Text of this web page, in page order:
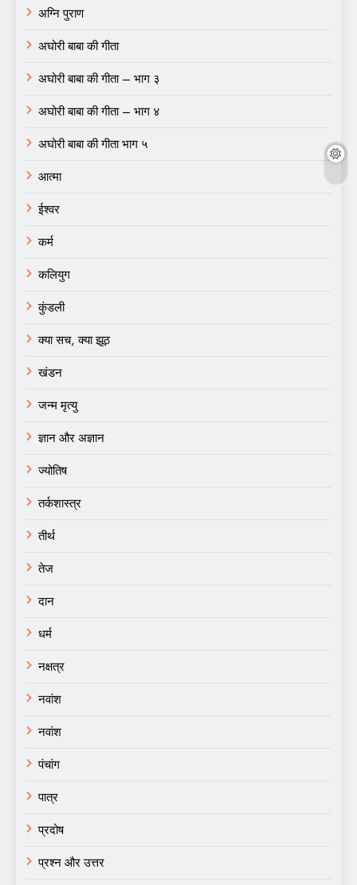
अग्नि पुराण
अघोरी बाबा की गीता
अघोरी बाबा की गीता – भाग ३
अघोरी बाबा की गीता – भाग ४
अघोरी बाबा की गीता भाग ५
आत्मा
ईश्वर
कर्म
कलियुग
कुंडली
क्या सच, क्या झूठ
खंडन
जन्म मृत्यु
ज्ञान और अज्ञान
ज्योतिष
तर्कशास्त्र
तीर्थ
तेज
दान
धर्म
नक्षत्र
नवांश
नवांश
पंचांग
पात्र
प्रदोष
प्रश्न और उत्तर